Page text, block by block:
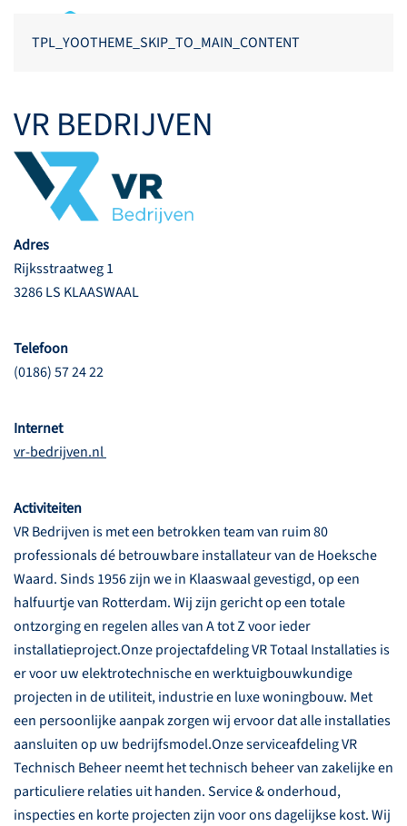
TPL_YOOTHEME_SKIP_TO_MAIN_CONTENT
VR BEDRIJVEN
Adres
Rijksstraatweg 1
3286 LS KLAASWAAL
Telefoon
(0186) 57 24 22
Internet
vr-bedrijven.nl
Activiteiten
VR Bedrijven is met een betrokken team van ruim 80
professionals dé betrouwbare installateur van de Hoeksche
Waard. Sinds 1956 zijn we in Klaaswaal gevestigd, op een
halfuurtje van Rotterdam. Wij zijn gericht op een totale
ontzorging en regelen alles van A tot Z voor ieder
installatieproject.Onze projectafdeling VR Totaal Installaties is
er voor uw elektrotechnische en werktuigbouwkundige
projecten in de utiliteit, industrie en luxe woningbouw. Met
een persoonlijke aanpak zorgen wij ervoor dat alle installaties
aansluiten op uw bedrijfsmodel.Onze serviceafdeling VR
Technisch Beheer neemt het technisch beheer van zakelijke en
particuliere relaties uit handen. Service & onderhoud,
inspecties en korte projecten zijn voor ons dagelijkse kost. Wij